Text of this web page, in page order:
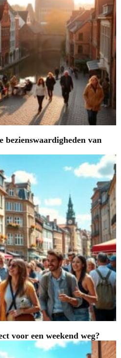
bezienswaardigheden van
voor een weekend weg?